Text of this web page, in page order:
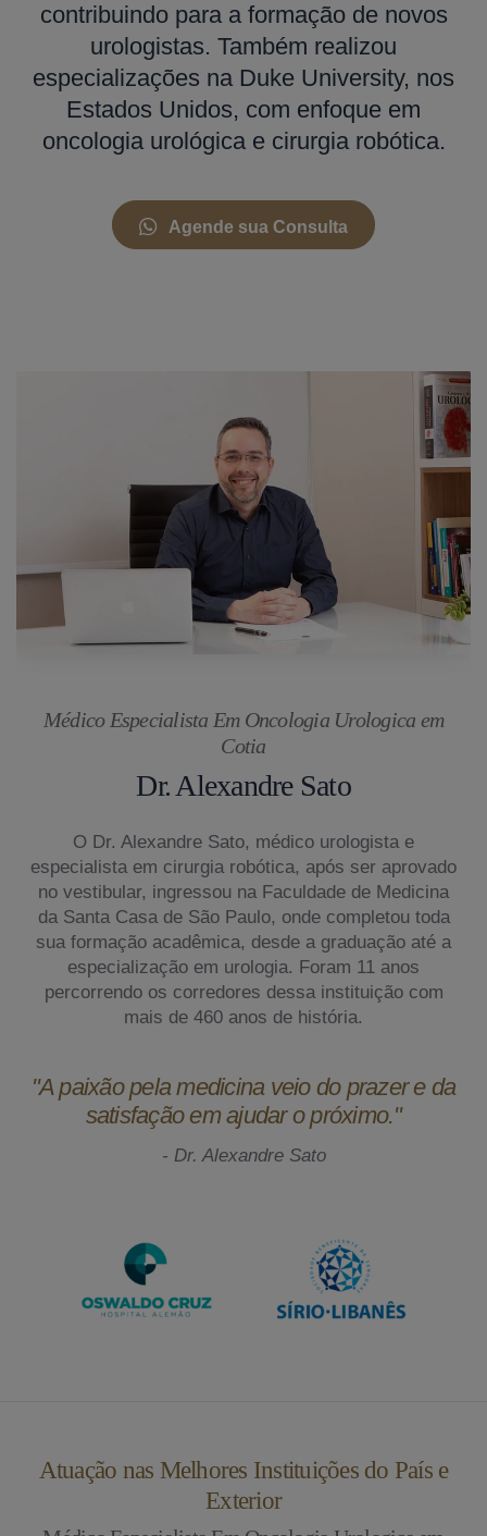
contribuindo para a formação de novos
urologistas. Também realizou
especializações na Duke University, nos
Estados Unidos, com enfoque em
oncologia urológica e cirurgia robótica.
Agende sua Consulta
Médico Especialista Em Oncologia Urologica em
Cotia
Dr. Alexandre Sato
O Dr. Alexandre Sato, médico urologista e
especialista em cirurgia robótica, após ser aprovado
no vestibular, ingressou na Faculdade de Medicina
da Santa Casa de São Paulo, onde completou toda
sua formação acadêmica, desde a graduação até a
especialização em urologia. Foram 11 anos
percorrendo os corredores dessa instituição com
mais de 460 anos de história.
"A paixão pela medicina veio do prazer e da
satisfação em ajudar o próximo."
- Dr. Alexandre Sato
Atuação nas Melhores Instituições do País e
Exterior